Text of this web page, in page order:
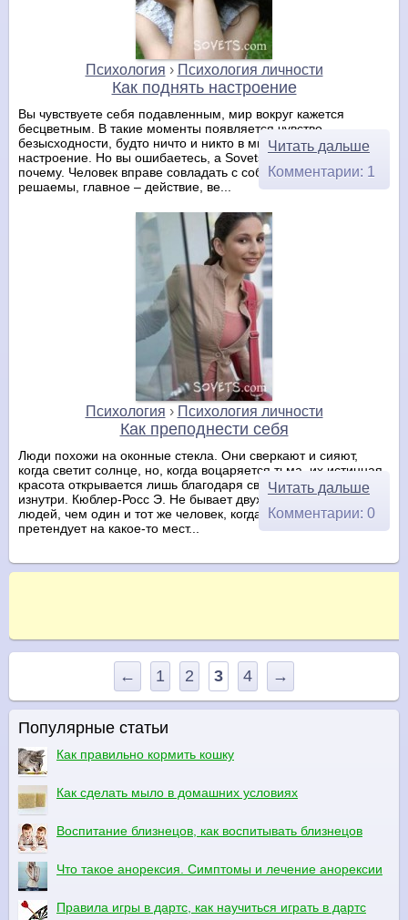
Психология › Психология личности
Как поднять настроение
Вы чувствуете себя подавленным, мир вокруг кажется
бесцветным. В такие моменты появляется чувство
безысходности, будто ничто и никто в мире не может поднять
настроение. Но вы ошибаетесь, а Sovets.com вам расскажет
почему. Человек вправе совладать с собой, все проблемы
решаемы, главное – действие, ве...
Читать дальше
Комментарии: 1
Психология › Психология личности
Как преподнести себя
Люди похожи на оконные стекла. Они сверкают и сияют,
когда светит солнце, но, когда воцаряется тьма, их истинная
красота открывается лишь благодаря свету, идущему
изнутри. Кюблер-Росс Э. Не бывает двух более разных
людей, чем один и тот же человек, когда он еще только
претендует на какое-то мест...
Читать дальше
Комментарии: 0
← 1 2 3 4 →
Популярные статьи
Как правильно кормить кошку
Как сделать мыло в домашних условиях
Воспитание близнецов, как воспитывать близнецов
Что такое анорексия. Симптомы и лечение анорексии
Правила игры в дартс, как научиться играть в дартс